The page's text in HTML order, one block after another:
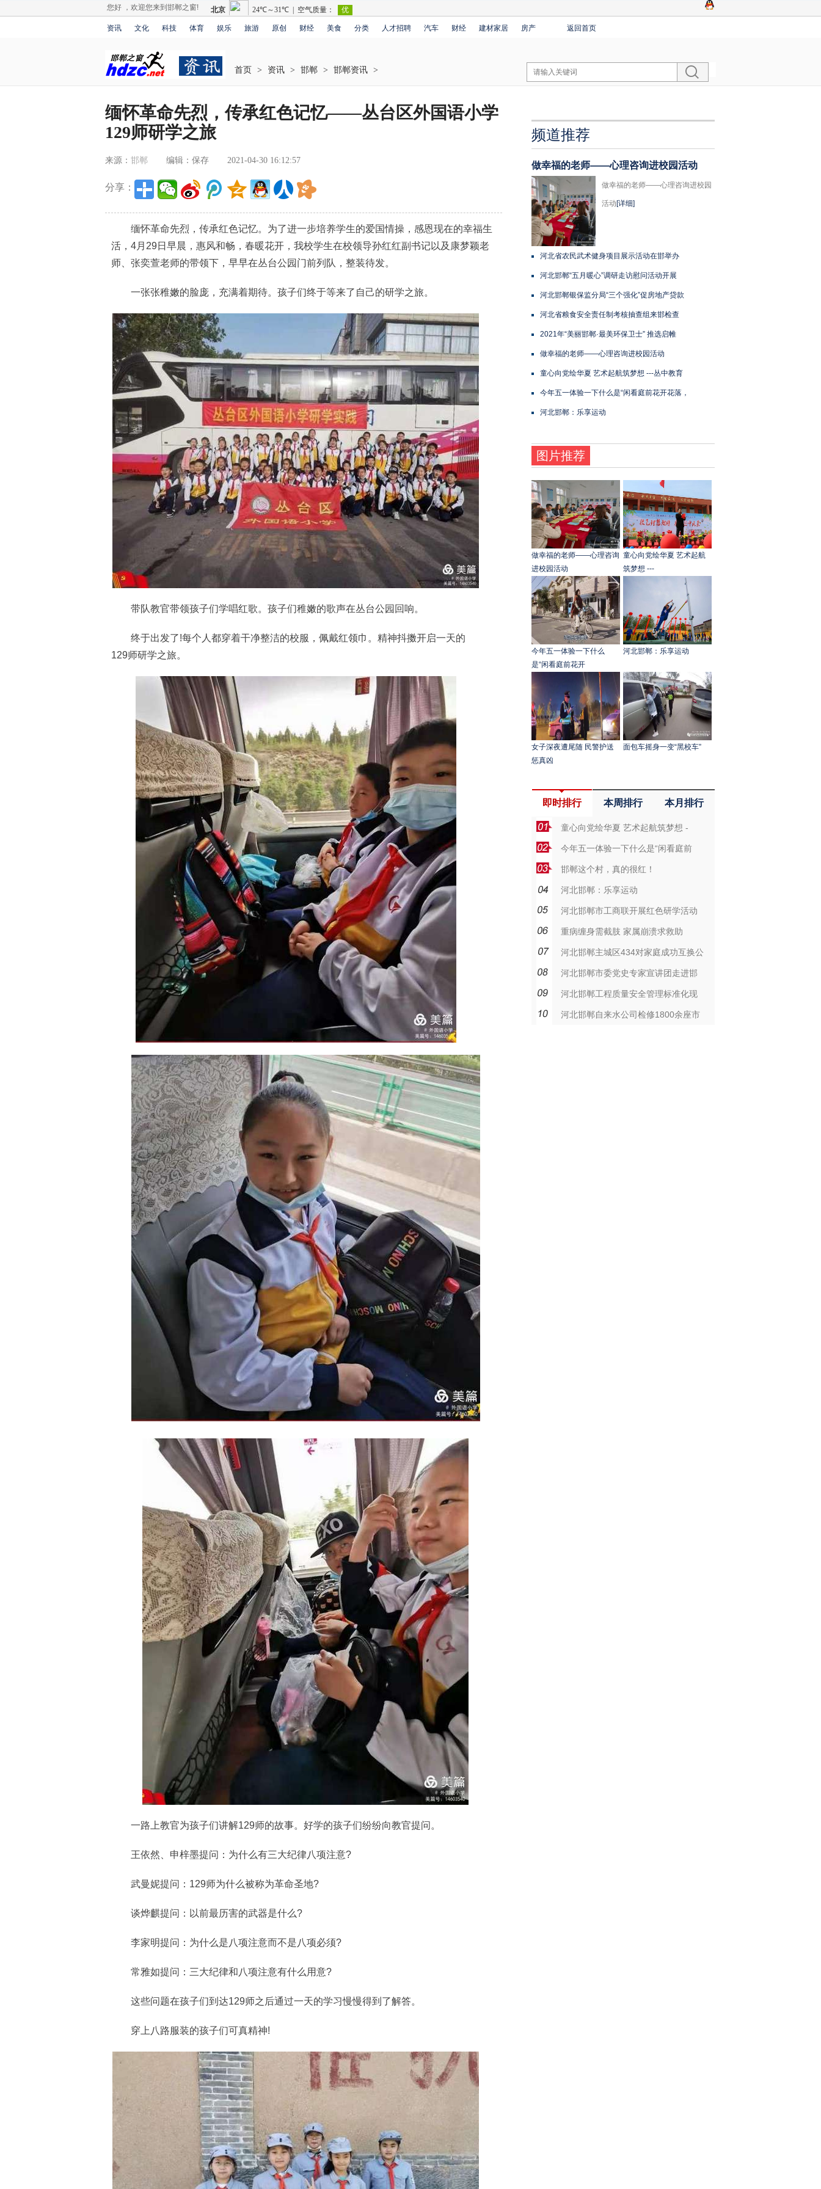
您好 ，欢迎您来到邯郸之窗!
资讯 文化 科技 体育 娱乐 旅游 原创 财经 美食 分类 人才招聘 汽车 财经 建材家居 房产 返回首页
首页 > 资讯 > 邯郸 > 邯郸资讯 >
缅怀革命先烈，传承红色记忆——丛台区外国语小学
129师研学之旅
来源： 邯郸 编辑：保存 2021-04-30 16:12:57
分享：
缅怀革命先烈，传承红色记忆。为了进一步培养学生的爱国情操，感恩现在的幸福生
活，4月29日早晨，惠风和畅，春暖花开，我校学生在校领导孙红红副书记以及康梦颖老
师、张奕萱老师的带领下，早早在丛台公园门前列队，整装待发。
一张张稚嫩的脸庞，充满着期待。孩子们终于等来了自己的研学之旅。
带队教官带领孩子们学唱红歌。孩子们稚嫩的歌声在丛台公园回响。
终于出发了!每个人都穿着干净整洁的校服，佩戴红领巾。精神抖擞开启一天的
129师研学之旅。
一路上教官为孩子们讲解129师的故事。好学的孩子们纷纷向教官提问。
王依然、申梓墨提问：为什么有三大纪律八项注意?
武曼妮提问：129师为什么被称为革命圣地?
谈烨麒提问：以前最历害的武器是什么?
李家明提问：为什么是八项注意而不是八项必须?
常雅如提问：三大纪律和八项注意有什么用意?
这些问题在孩子们到达129师之后通过一天的学习慢慢得到了解答。
穿上八路服装的孩子们可真精神!
频道推荐
做幸福的老师——心理咨询进校园活动
做幸福的老师——心理咨询进校园
活动 [详细]
河北省农民武术健身项目展示活动在邯举办
河北邯郸“五月暖心”调研走访慰问活动开展
河北邯郸银保监分局“三个强化”促房地产贷款
河北省粮食安全责任制考核抽查组来邯检查
2021年“美丽邯郸·最美环保卫士” 推选启帷
做幸福的老师——心理咨询进校园活动
童心向党绘华夏 艺术起航筑梦想 ---丛中教育
今年五一体验一下什么是“闲看庭前花开花落，
河北邯郸：乐享运动
图片推荐
做幸福的老师——心理咨询
进校园活动
童心向党绘华夏 艺术起航
筑梦想 ---
今年五一体验一下什么
是“闲看庭前花开
河北邯郸：乐享运动
女子深夜遭尾随 民警护送
惩真凶
面包车摇身一变“黑校车”
即时排行 本周排行 本月排行
童心向党绘华夏 艺术起航筑梦想 -
今年五一体验一下什么是“闲看庭前
邯郸这个村，真的很红！
河北邯郸：乐享运动
河北邯郸市工商联开展红色研学活动
重病缠身需截肢 家属崩溃求救助
河北邯郸主城区434对家庭成功互换公
河北邯郸市委党史专家宣讲团走进邯
河北邯郸工程质量安全管理标准化现
河北邯郸自来水公司检修1800余座市